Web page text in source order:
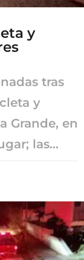
y
tras
y
Grande, en
las...